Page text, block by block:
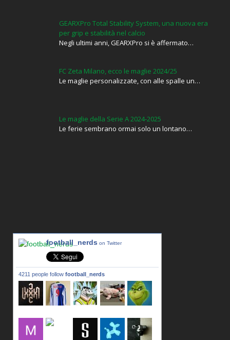
GEARXPro Total Stability System, una nuova era
per grip e stabilità nel calcio
Negli ultimi anni, GEARXPro si è affermato…
FC Zeta Milano, ecco le maglie 2024/25
Le maglie personalizzate, con alle spalle un…
Le maglie della Serie A 2024-2025
Le ferie sembrano ormai solo un lontano…
football_nerds on Twitter
4211 people follow football_nerds